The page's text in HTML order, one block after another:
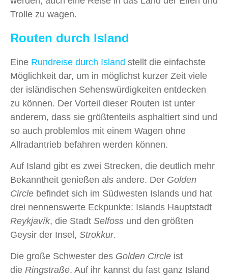
Trolle zu wagen.
Routen durch Island
Eine Rundreise durch Island stellt die einfachste
Möglichkeit dar, um in möglichst kurzer Zeit viele
der isländischen Sehenswürdigkeiten entdecken
zu können. Der Vorteil dieser Routen ist unter
anderem, dass sie größtenteils asphaltiert sind und
so auch problemlos mit einem Wagen ohne
Allradantrieb befahren werden können.
Auf Island gibt es zwei Strecken, die deutlich mehr
Bekanntheit genießen als andere. Der Golden
Circle befindet sich im Südwesten Islands und hat
drei nennenswerte Eckpunkte: Islands Hauptstadt
Reykjavík, die Stadt Selfoss und den größten
Geysir der Insel, Strokkur.
Die große Schwester des Golden Circle ist
die Ringstraße. Auf ihr kannst du fast ganz Island